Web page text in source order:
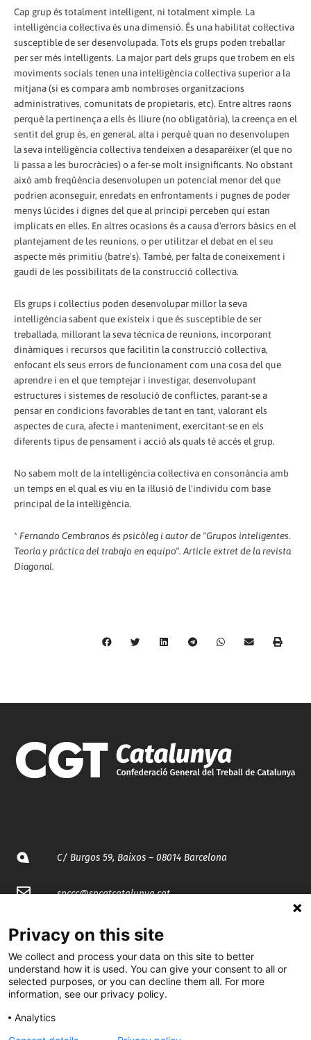
Cap grup és totalment intel·ligent, ni totalment ximple. La
intel·ligència col·lectiva és una dimensió. És una habilitat col·lectiva
susceptible de ser desenvolupada. Tots els grups poden treballar
per ser més intel·ligents. La major part dels grups que trobem en els
moviments socials tenen una intel·ligència col·lectiva superior a la
mitjana (si es compara amb nombroses organitzacions
administratives, comunitats de propietaris, etc). Entre altres raons
perquè la pertinença a ells és lliure (no obligatòria), la creença en el
sentit del grup és, en general, alta i perquè quan no desenvolupen
la seva intel·ligència col·lectiva tendeixen a desaparèixer (el que no
li passa a les burocràcies) o a fer-se molt insignificants. No obstant
això amb freqüència desenvolupen un potencial menor del que
podrien aconseguir, enredats en enfrontaments i pugnes de poder
menys lúcides i dignes del que al principi perceben qui estan
implicats en elles. En altres ocasions és a causa d'errors bàsics en el
plantejament de les reunions, o per utilitzar el debat en el seu
aspecte més primitiu (batre's). També, per falta de coneixement i
gaudi de les possibilitats de la construcció col·lectiva.
Els grups i col·lectius poden desenvolupar millor la seva
intel·ligència sabent que existeix i que és susceptible de ser
treballada, millorant la seva tècnica de reunions, incorporant
dinàmiques i recursos que facilitin la construcció col·lectiva,
enfocant els seus errors de funcionament com una cosa del que
aprendre i en el que temptejar i investigar, desenvolupant
estructures i sistemes de resolució de conflictes, parant-se a
pensar en condicions favorables de tant en tant, valorant els
aspectes de cura, afecte i manteniment, exercitant-se en els
diferents tipus de pensament i acció als quals té accés el grup.
No sabem molt de la intel·ligència col·lectiva en consonància amb
un temps en el qual es viu en la il·lusió de l'individu com base
principal de la intel·ligència.
* Fernando Cembranos és psicòleg i autor de "Grupos inteligentes.
Teoría y práctica del trabajo en equipo". Article extret de la revista
Diagonal.
C/ Burgos 59, Baixos – 08014 Barcelona
spccc@spcgtcatalunya.cat
@CGTCatalunya
cgtcatalunya
CGTCatalunya
Privacy on this site
We collect and process your data on this site to better
understand how it is used. You can give your consent to all or
selected purposes, or you can decline them all. For more
information, see our privacy policy.
Analytics